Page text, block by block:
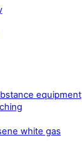
equipment
white gas